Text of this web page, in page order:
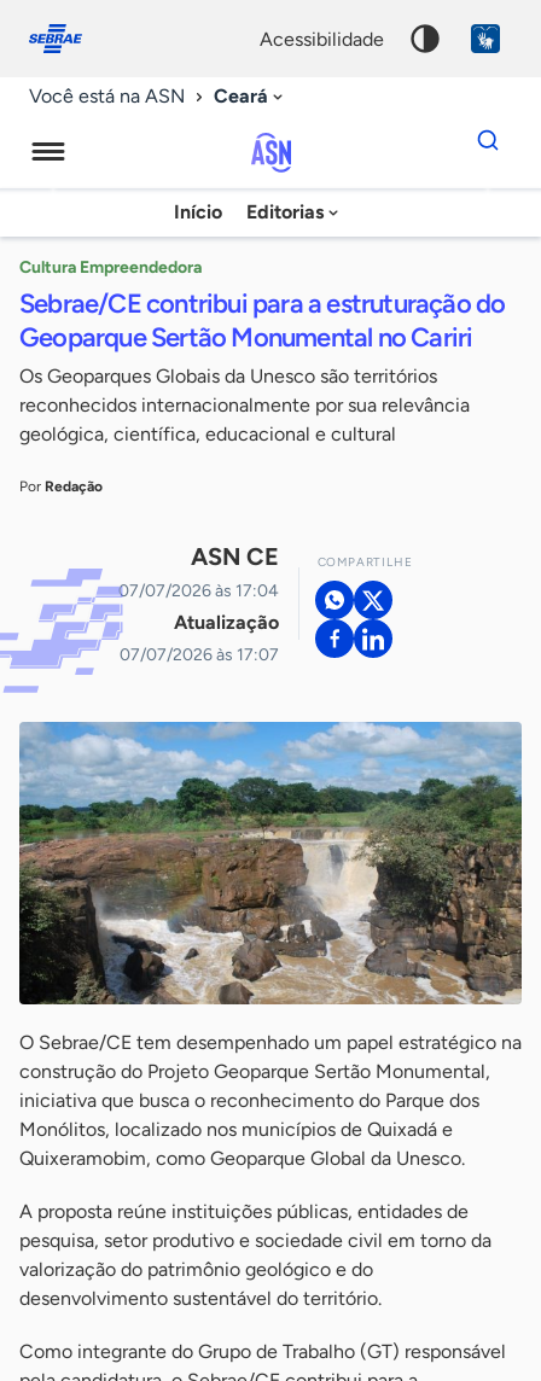
conosco
acessibilidade
Você está na ASN Ceará
Agência
Sebrae
Notícias
Início Editorias
Dados
para
chave
Cultura Empreendedora
Sebrae/CE contribui para a estruturação do
Geoparque Sertão Monumental no Cariri
Os Geoparques Globais da Unesco são territórios
reconhecidos internacionalmente por sua relevância
geológica, científica, educacional e cultural
Por Redação
ASN CE
07/07/2026 às 17:04
Atualização
07/07/2026 às 17:07
COMPARTILHE
O Sebrae/CE tem desempenhado um papel estratégico na
construção do Projeto Geoparque Sertão Monumental,
iniciativa que busca o reconhecimento do Parque dos
Monólitos, localizado nos municípios de Quixadá e
Quixeramobim, como Geoparque Global da Unesco.
A proposta reúne instituições públicas, entidades de
pesquisa, setor produtivo e sociedade civil em torno da
valorização do patrimônio geológico e do
desenvolvimento sustentável do território.
Como integrante do Grupo de Trabalho (GT) responsável